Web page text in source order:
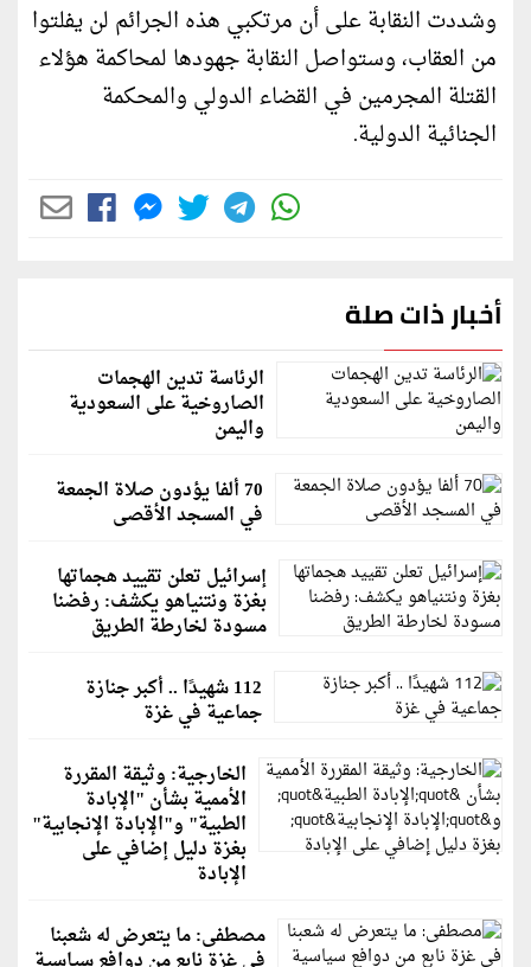
وشددت النقابة على أن مرتكبي هذه الجرائم لن يفلتوا
من العقاب، وستواصل النقابة جهودها لمحاكمة هؤلاء
القتلة المجرمين في القضاء الدولي والمحكمة
الجنائية الدولية.
أخبار ذات صلة
الرئاسة تدين الهجمات
الصاروخية على السعودية
واليمن
70 ألفا يؤدون صلاة الجمعة
في المسجد الأقصى
إسرائيل تعلن تقييد هجماتها
بغزة ونتنياهو يكشف: رفضنا
مسودة لخارطة الطريق
112 شهيدًا .. أكبر جنازة
جماعية في غزة
الخارجية: وثيقة المقررة
الأممية بشأن "الإبادة
الطبية" و"الإبادة الإنجابية"
بغزة دليل إضافي على
الإبادة
مصطفى: ما يتعرض له شعبنا